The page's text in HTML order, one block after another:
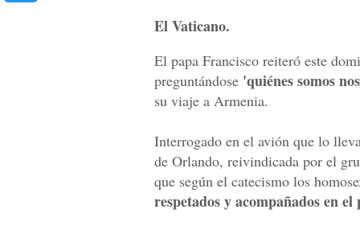
El Vaticano.
El papa Francisco reiteró este
preguntándose 'quiénes somos
su viaje a Armenia.
Interrogado en el avión que lo
de Orlando, reivindicada por el
que según el catecismo los
respetados y acompañados en